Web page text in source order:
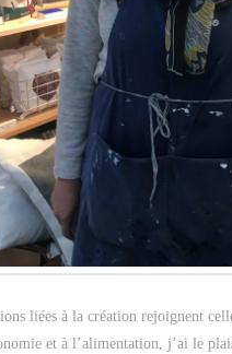
liées à la création rejoignent
et à l’alimentation, j’ai le